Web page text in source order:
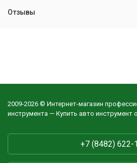
Отзывы
2009-2026 © Интернет-магазин
инструмента — Купить авто инструмент
+7 (8482) 622-